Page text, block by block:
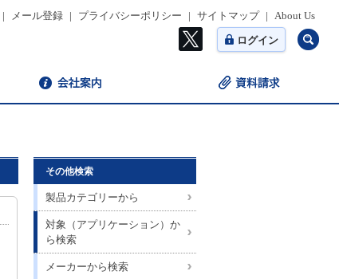
| メール登録 | プライバシーポリシー | サイトマップ | About Us
ログイン
その他検索
製品カテゴリーから
対象（アプリケーション）か
ら検索
メーカーから検索